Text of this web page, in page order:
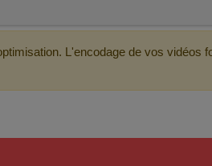
L'encodage de vos